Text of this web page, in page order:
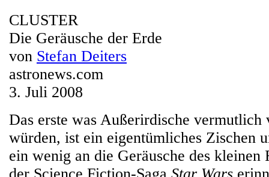
CLUSTER
Die Geräusche der Erde
von Stefan Deiters
astronews.com
3. Juli 2008
Das erste was Außerirdische vermutlich
würden, ist ein eigentümliches Zischen
ein wenig an die Geräusche des kleinen